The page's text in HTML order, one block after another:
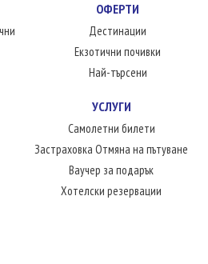
ОФЕРТИ
Дестинации
Екзотични почивки
Най-търсени
УСЛУГИ
Самолетни билети
Застраховка Отмяна на пътуване
Ваучер за подарък
Хотелски резервации